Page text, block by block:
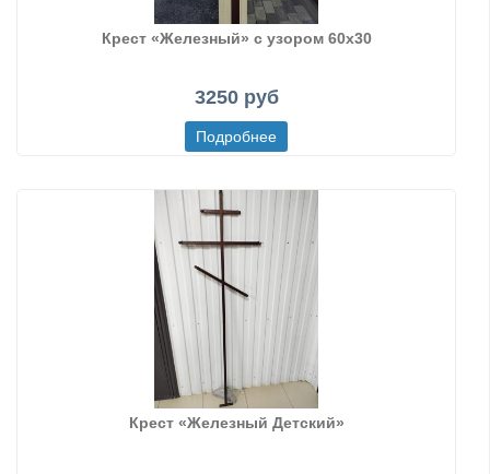
Крест «Железный» с узором 60х30
3250 руб
Крест «Железный Детский»